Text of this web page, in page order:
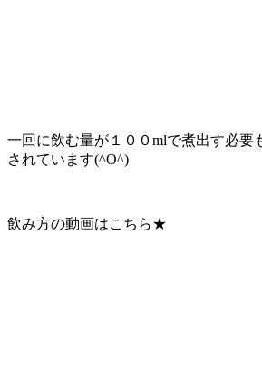
一回に飲む量が１００mlで煮出す必要
されています(^O^)
飲み方の動画はこちら★